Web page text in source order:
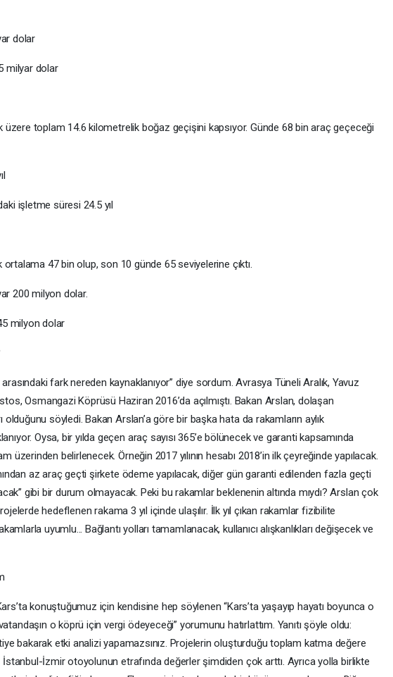
dolar
milyar dolar
toplam 14.6 kilometrelik boğaz geçişini kapsıyor. Günde 68 bin araç geçeceği
işletme süresi 24.5 yıl
47 bin olup, son 10 günde 65 seviyelerine çıktı.
200 milyon dolar.
milyon dolar
fark nereden kaynaklanıyor” diye sordum. Avrasya Tüneli Aralık, Yavuz
Osmangazi Köprüsü Haziran 2016’da açılmıştı. Bakan Arslan, dolaşan
olduğunu söyledi. Bakan Arslan’a göre bir başka hata da rakamların aylık
Oysa, bir yılda geçen araç sayısı 365’e bölünecek ve garanti kapsamında
üzerinden belirlenecek. Örneğin 2017 yılının hesabı 2018’in ilk çeyreğinde yapılacak.
az araç geçti şirkete ödeme yapılacak, diğer gün garanti edilenden fazla geçti
gibi bir durum olmayacak. Peki bu rakamlar beklenenin altında mıydı? Arslan çok
hedeflenen rakama 3 yıl içinde ulaşılır. İlk yıl çıkan rakamlar fizibilite
uyumlu... Bağlantı yolları tamamlanacak, kullanıcı alışkanlıkları değişecek ve
konuştuğumuz için kendisine hep söylenen “Kars’ta yaşayıp hayatı boyunca o
o köprü için vergi ödeyeceği” yorumunu hatırlattım. Yanıtı şöyle oldu:
bakarak etki analizi yapamazsınız. Projelerin oluşturduğu toplam katma değere
İzmir otoyolunun etrafında değerler şimdiden çok arttı. Ayrıca yolla birlikte